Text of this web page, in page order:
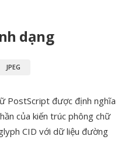
dạng
JPEG
PostScript được định nghĩa
của kiến trúc phông chữ
CID với dữ liệu đường